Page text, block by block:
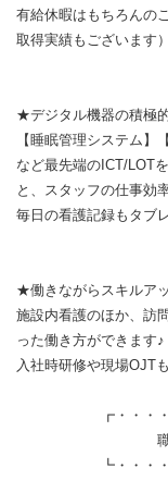
有給休暇はもちろんの
取得実績もございます）
★デジタル機器の積極
【睡眠管理システム】
など最先端のICT/LOT
と、スタッフの仕事効
毎日の看護記録もタブ
★働きながらスキルア
施設内看護のほか、訪
った働き方ができます♪
入社時研修や現場OJT
┏・・・・・・
職員
┗・・・・・・